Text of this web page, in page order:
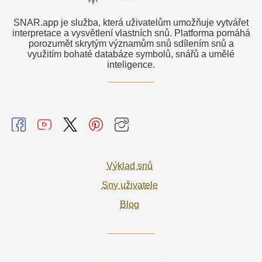
SNAR.app je služba, která uživatelům umožňuje vytvářet
interpretace a vysvětlení vlastních snů. Platforma pomáhá
porozumět skrytým významům snů sdílením snů a
využitím bohaté databáze symbolů, snářů a umělé
inteligence.
Výklad snů
Sny uživatele
Blog